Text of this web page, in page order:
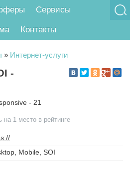
Сервисы
Контакты
» Интернет-услуги
-
на 1 место в рейтинге
Mobile, SOI